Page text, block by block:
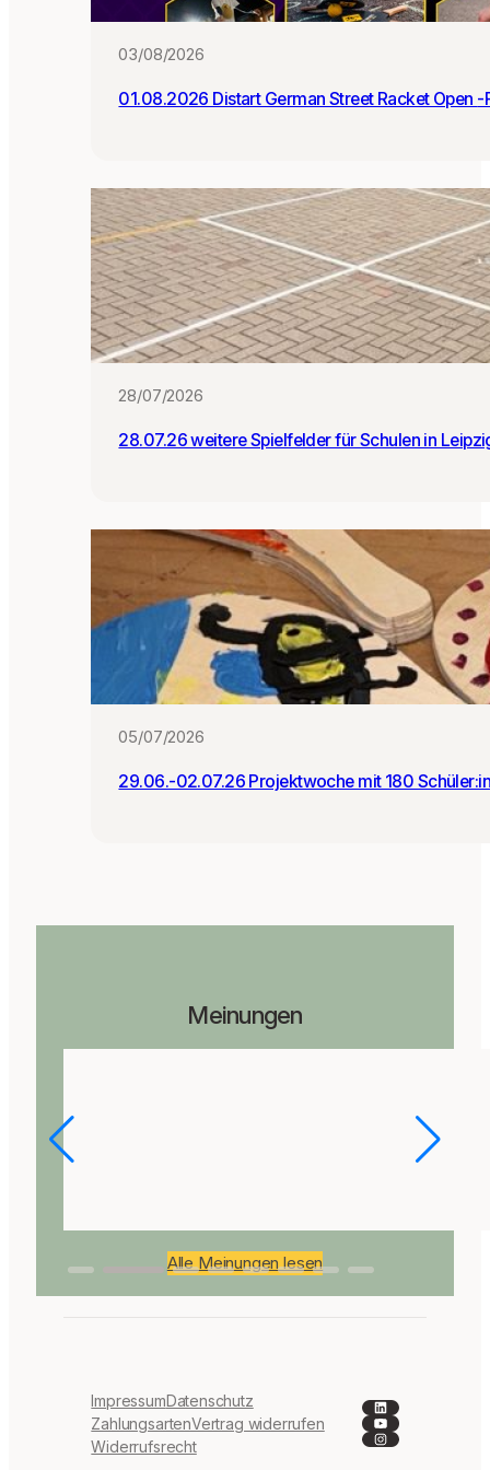
:i
n
n
03/08/2026
28/07/2026
28.07.26 weitere Spielfelder für Schulen in
05/07/2026
29.06.-02.07.26 Projektwoche mit 180
Meinungen
Alle Meinungen lesen
ImpressumDatenschutz
ZahlungsartenVertrag widerrufen
Widerrufsrecht
LinkedIn
YouTube
Instagram